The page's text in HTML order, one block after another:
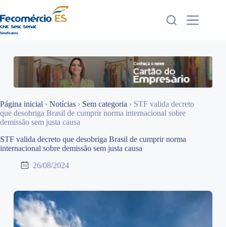
para
o
conteúdo
Página inicial › Notícias › Sem categoria › STF valida decreto
que desobriga Brasil de cumprir norma internacional sobre
demissão sem justa causa
STF valida decreto que desobriga Brasil de cumprir norma
internacional sobre demissão sem justa causa
26/08/2024